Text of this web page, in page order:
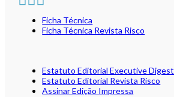
Ficha Técnica
Ficha Técnica Revista Risco
Estatuto Editorial Executive Digest
Estatuto Editorial Revista Risco
Assinar Edição Impressa